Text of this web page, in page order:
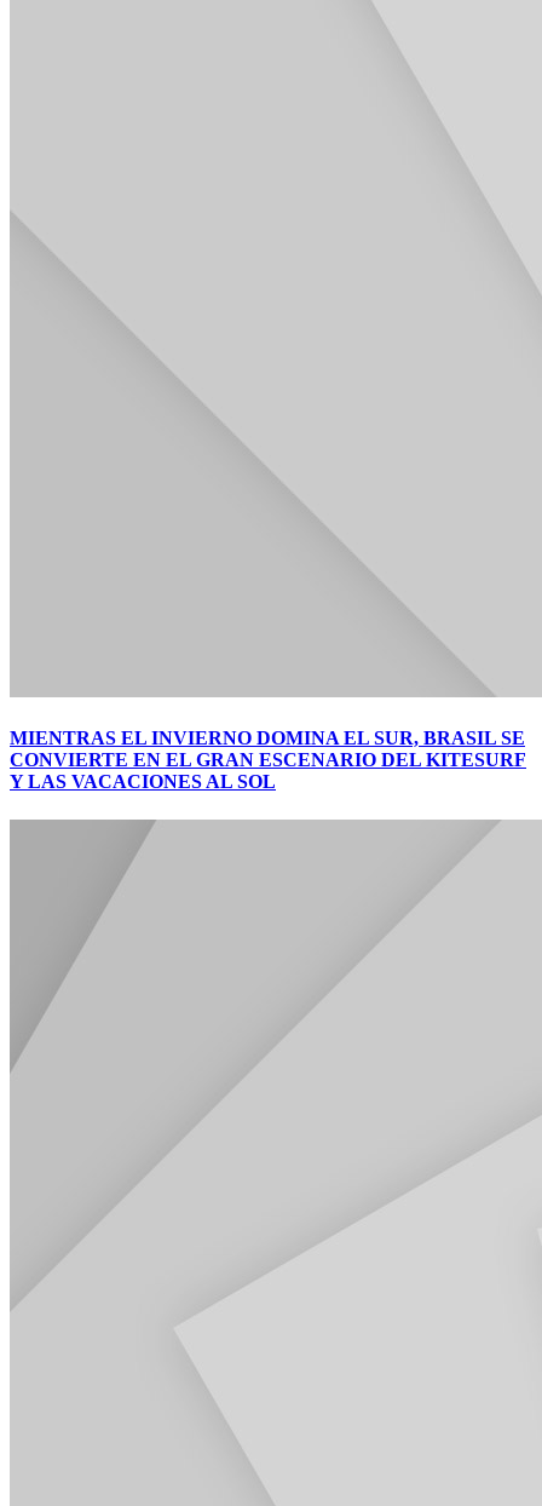
MIENTRAS EL INVIERNO DOMINA EL SUR, BRASIL SE
CONVIERTE EN EL GRAN ESCENARIO DEL KITESURF
Y LAS VACACIONES AL SOL